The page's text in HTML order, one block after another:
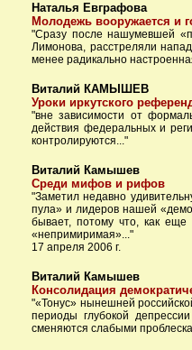
Наталья Евграфова
Молодежь вооружается и
"Сразу после нашумевшей
Лимонова, расстреляли
менее радикально
Виталий КАМЫШЕВ
Уроки иркутского
"вне зависимости от
действия федеральных и
контролируются..."
Виталий Камышев
Среди мифов и рифов
"Заметил недавно
пула» и лидеров нашей
бывает, потому что, как
«непримиримая»..."
17 апреля 2006 г.
Виталий Камышев
Консолидация
"«Тонус» нынешней
периоды глубокой
сменяются слабыми